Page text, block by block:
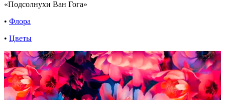
«Подсолнухи Ван Гога»
• Флора
• Цветы